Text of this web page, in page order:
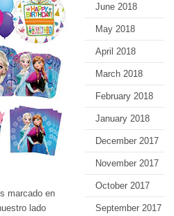
marcado en
lado
June 2018
May 2018
April 2018
March 2018
February 2018
January 2018
December 2017
November 2017
October 2017
September 2017